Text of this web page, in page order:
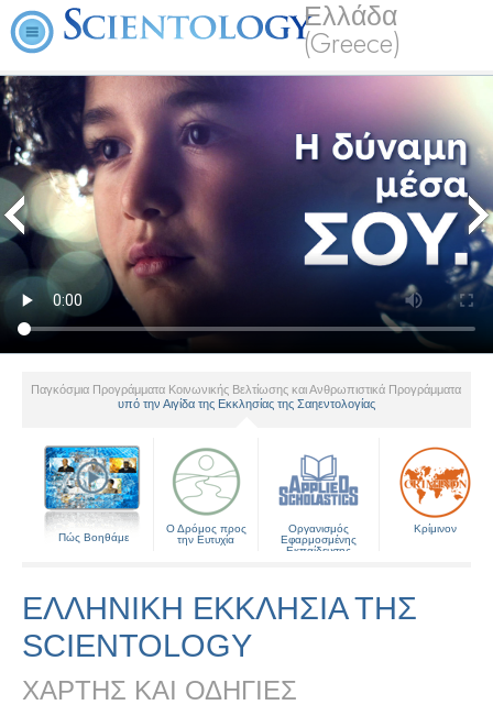
Ελλάδα
(Greece)
Παγκόσμια Προγράμματα Κοινωνικής Βελτίωσης και Ανθρωπιστικά Προγράμματα
υπό την Αιγίδα της Εκκλησίας της Σαηεντολογίας
Πώς Βοηθάμε
Ο Δρόμος προς
την Ευτυχία
Οργανισμός
Εφαρμοσμένης
Εκπαίδευσης
Κρίμινον
ΕΛΛΗΝΙΚΉ ΕΚΚΛΗΣΊΑ ΤΗΣ
SCIENTOLOGY
ΧΑΡΤΗΣ ΚΑΙ ΟΔΗΓΙΕΣ